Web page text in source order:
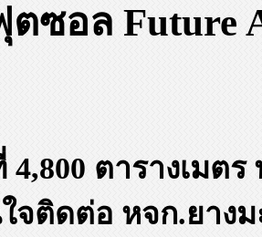
ซอล Future
ตารางเมตร
จติดต่อ หจก.ยาง